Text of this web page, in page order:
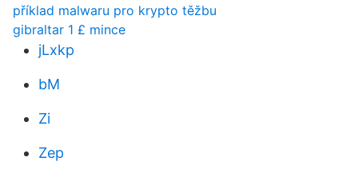
příklad malwaru pro krypto těžbu
gibraltar 1 £ mince
jLxkp
bM
Zi
Zep